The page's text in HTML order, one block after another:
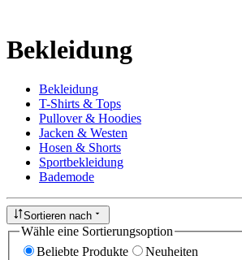
Bekleidung
Bekleidung
T-Shirts & Tops
Pullover & Hoodies
Jacken & Westen
Hosen & Shorts
Sportbekleidung
Bademode
Sortieren nach
Wähle eine Sortierungsoption
Beliebte Produkte
Neuheiten